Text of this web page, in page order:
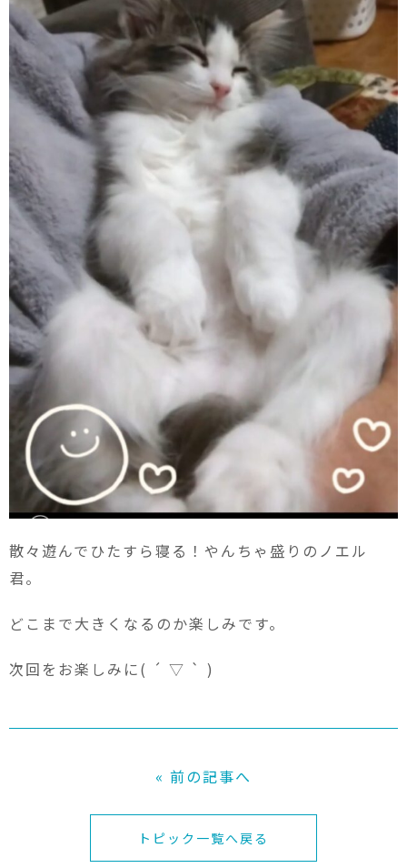
散々遊んでひたすら寝る！やんちゃ盛りのノエル
君。
どこまで大きくなるのか楽しみです。
次回をお楽しみに( ´ ▽ ` )
« 前の記事へ
トピック一覧へ戻る